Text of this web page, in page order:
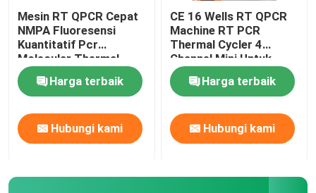
Kit Uji Akuakultur
Kit Tes Babi
Kit Tes Anjing Anjing
Mesin RT QPCR Cepat
NMPA Fluoresensi
Kuantitatif Pcr
Molecular Thermal
Cycler
Harga terbaik
Hubungi kami
CE 16 Wells RT QPCR
Machine RT PCR
Thermal Cycler 4
Channel Mini Untuk
Rumah Sakit
Harga terbaik
Hubungi kami